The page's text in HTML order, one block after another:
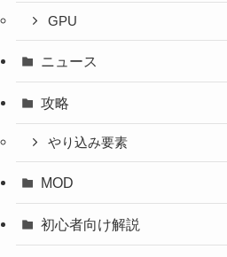
GPU
ニュース
攻略
やり込み要素
MOD
初心者向け解説